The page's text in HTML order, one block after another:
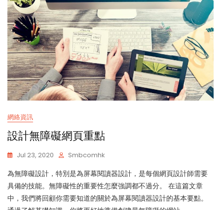
網絡資訊
設計無障礙網頁重點
Jul 23, 2020 Smbcomhk
為無障礙設計，特別是為屏幕閱讀器設計，是每個網頁設計師需要
具備的技能。無障礙性的重要性怎麼強調都不過分。 在這篇文章
中，我們將回顧你需要知道的關於為屏幕閱讀器設計的基本要點。